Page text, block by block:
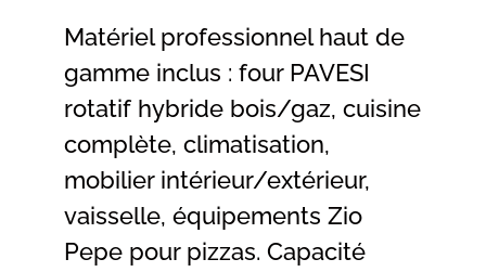
Matériel professionnel haut de
gamme inclus : four PAVESI
rotatif hybride bois/gaz, cuisine
complète, climatisation,
mobilier intérieur/extérieur,
vaisselle, équipements Zio
Pepe pour pizzas. Capacité